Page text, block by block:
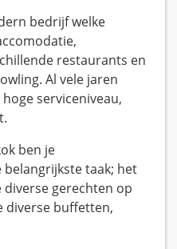
bedrijf welke
restaurants en
Al vele jaren
serviceniveau,
ben je
taak; het
gerechten op
diverse buffetten,